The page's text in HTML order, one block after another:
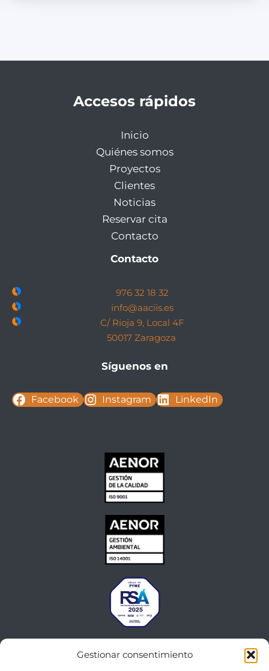
Gestionar consentimiento
Accesos rápidos
Inicio
Quiénes somos
Proyectos
Clientes
Noticias
Reservar cita
Contacto
Contacto
976 32 18 32
info@aaciis.es
C/ Rioja 9, Local 4F
50017 Zaragoza
Síguenos en
Facebook Instagram LinkedIn